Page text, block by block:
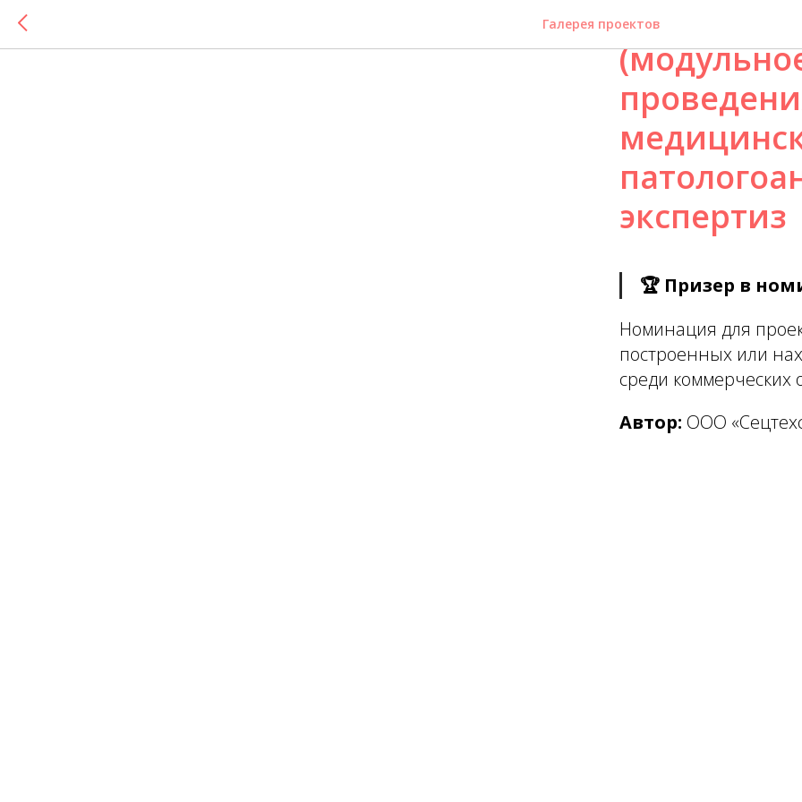
Галерея проектов
экспертиз
🏆 Призер в
Номинация для
построенных или
среди коммерческих
Автор: ООО